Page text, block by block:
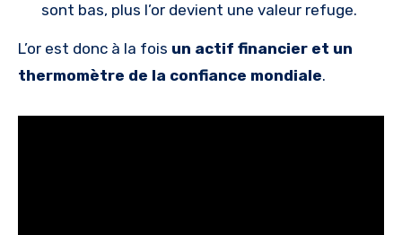
sont bas, plus l’or devient une valeur refuge.
L’or est donc à la fois un actif financier et un
thermomètre de la confiance mondiale.